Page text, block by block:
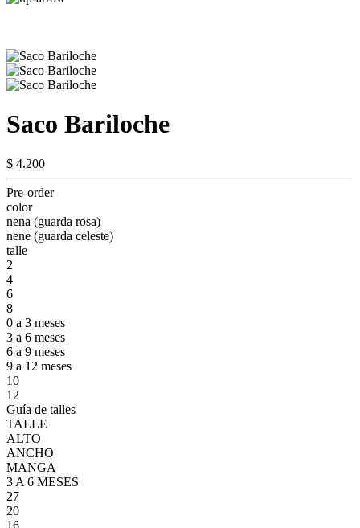
Saco Bariloche
$ 4.200
Pre-order
color
nena (guarda rosa)
nene (guarda celeste)
talle
2
4
6
8
0 a 3 meses
3 a 6 meses
6 a 9 meses
9 a 12 meses
10
12
Guía de talles
TALLE
ALTO
ANCHO
MANGA
3 A 6 MESES
27
20
16